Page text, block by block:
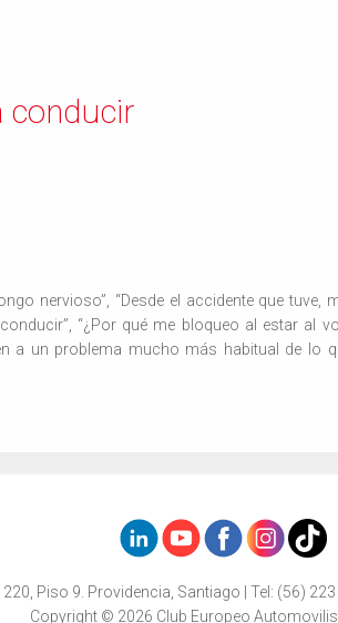
conducir
nervioso”, “Desde el accidente que tuve,
“¿Por qué me bloqueo al estar al
a un problema mucho más habitual de lo
Piso 9. Providencia, Santiago | Tel: (56)
Copyright © 2026 Club Europeo